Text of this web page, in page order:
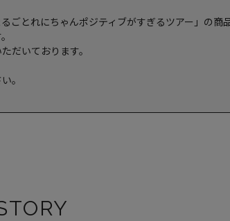
とれにちゃんポジティブがすぎるツアー」の商品
だいております。
。